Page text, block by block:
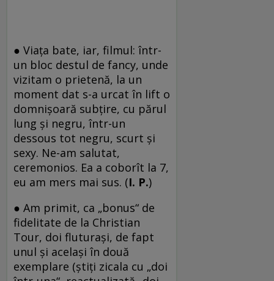
● Viaţa bate, iar, filmul: într-
un bloc destul de fancy, unde
vizitam o prietenă, la un
moment dat s-a urcat în lift o
domnişoară subţire, cu părul
lung şi negru, într-un
dessous tot negru, scurt şi
sexy. Ne-am salutat,
ceremonios. Ea a coborît la 7,
eu am mers mai sus. (I. P.)
● Am primit, ca „bonus“ de
fidelitate de la Christian
Tour, doi fluturași, de fapt
unul și același în două
exemplare (știți zicala cu „doi